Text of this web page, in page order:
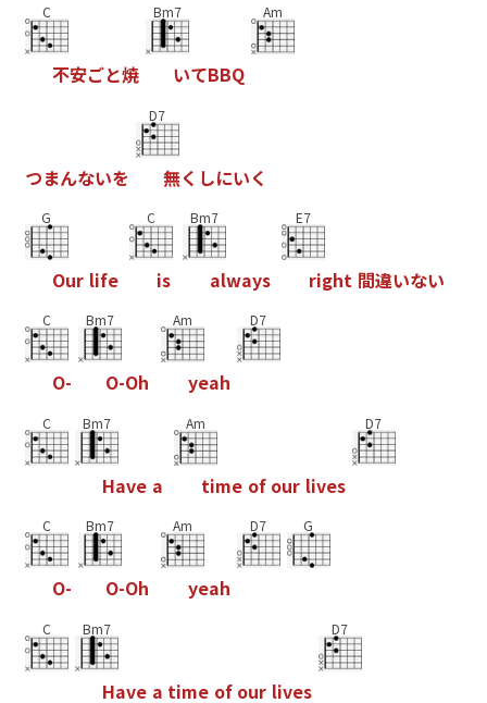
C
不安ごと焼
Bm7
いてBBQ
Am
つまんないを
D7
無く しにいく
G
Our life
C
is
Bm7
always
E7
right 間違いない
C
O-
Bm7
O-Oh
Am
yeah
D7
C Bm7
Have a
Am
time of our lives
D7
C
O-
Bm7
O-Oh
Am
yeah
D7 G
C Bm7
Have a time of our lives
D7